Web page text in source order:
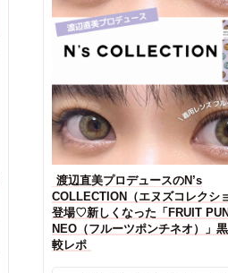
渡辺直美プロデュースのN’s
COLLECTION（エヌズコレクシ
登場♡新しくなった「FRUIT
NEO（フルーツポンチネオ）」
較レポ